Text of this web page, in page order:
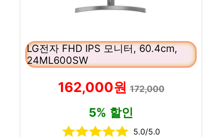
LG전자 FHD IPS 모니터, 60.4cm,
24ML600SW
162,000원172,000
5% 할인
5.0/5.0